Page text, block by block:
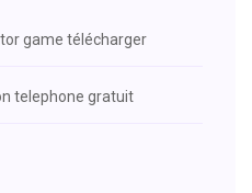
game télécharger
telephone gratuit